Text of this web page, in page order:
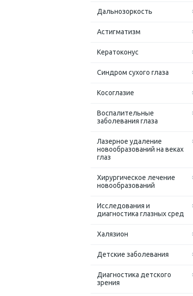
Дальнозоркость
Астигматизм
Кератоконус
Синдром сухого глаза
Косоглазие
Воспалительные
заболевания глаза
Лазерное удаление
новообразований на веках
глаз
Хирургическое лечение
новообразований
Исследования и
диагностика глазных сред
Халязион
Детские заболевания
Диагностика детского
зрения